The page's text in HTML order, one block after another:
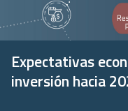
Expectativas
inversión hacia